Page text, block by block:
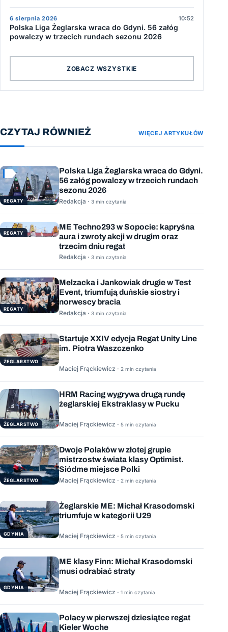
6 sierpnia 2026 10:52
Polska Liga Żeglarska wraca do Gdyni. 56 załóg
powalczy w trzecich rundach sezonu 2026
ZOBACZ WSZYSTKIE
CZYTAJ RÓWNIEŻ WIĘCEJ ARTYKUŁÓW
REGATY
Polska Liga Żeglarska wraca do Gdyni.
56 załóg powalczy w trzecich rundach
sezonu 2026
Redakcja · 3 min czytania
REGATY
ME Techno293 w Sopocie: kapryśna
aura i zwroty akcji w drugim oraz
trzecim dniu regat
Redakcja · 3 min czytania
REGATY
Melzacka i Jankowiak drugie w Test
Event, triumfują duńskie siostry i
norwescy bracia
Redakcja · 3 min czytania
ŻEGLARSTWO
Startuje XXIV edycja Regat Unity Line
im. Piotra Waszczenko
Maciej Frąckiewicz · 2 min czytania
ŻEGLARSTWO
HRM Racing wygrywa drugą rundę
żeglarskiej Ekstraklasy w Pucku
Maciej Frąckiewicz · 5 min czytania
ŻEGLARSTWO
Dwoje Polaków w złotej grupie
mistrzostw świata klasy Optimist.
Siódme miejsce Polki
Maciej Frąckiewicz · 2 min czytania
GDYNIA
Żeglarskie ME: Michał Krasodomski
triumfuje w kategorii U29
Maciej Frąckiewicz · 5 min czytania
GDYNIA
ME klasy Finn: Michał Krasodomski
musi odrabiać straty
Maciej Frąckiewicz · 1 min czytania
Polacy w pierwszej dziesiątce regat
Kieler Woche